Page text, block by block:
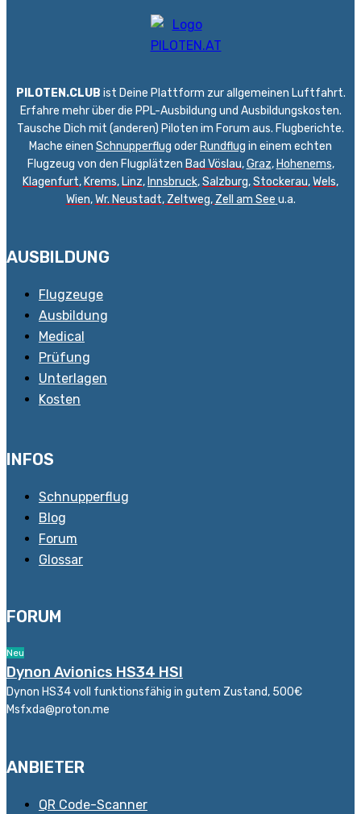
PILOTEN.CLUB ist Deine Plattform zur allgemeinen Luftfahrt.
Erfahre mehr über die PPL-Ausbildung und Ausbildungskosten.
Tausche Dich mit (anderen) Piloten im Forum aus. Flugberichte.
Mache einen Schnupperflug oder Rundflug in einem echten
Flugzeug von den Flugplätzen Bad Vöslau,Graz, Hohenems,
Klagenfurt, Krems, Linz, Innsbruck,Salzburg,Stockerau,Wels,
Wien,Wr. Neustadt, Zeltweg, Zell am See u.a.
AUSBILDUNG
Flugzeuge
Ausbildung
Medical
Prüfung
Unterlagen
Kosten
INFOS
Schnupperflug
Blog
Forum
Glossar
FORUM
Neu
Dynon Avionics HS34 HSI
Dynon HS34 voll funktionsfähig in gutem Zustand, 500€
Msfxda@proton.me
ANBIETER
QR Code-Scanner